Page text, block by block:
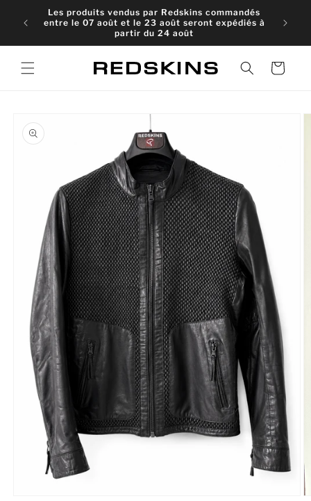
passer
au
Les produits vendus par Redskins commandés
entre le 07 août et le 23 août seront expédiés à
partir du 24 août
Panier
informations
produits